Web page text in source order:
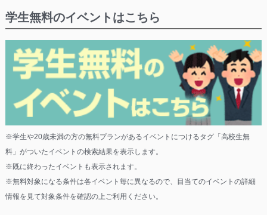
学生無料のイベントはこちら
※学生や20歳未満の方の無料プランがあるイベントにつけるタグ「高校生無
料」がついたイベントの検索結果を表示します。
※既に終わったイベントも表示されます。
※無料対象になる条件は各イベント毎に異なるので、目当てのイベントの詳細
情報を見て対象条件を確認の上ご利用ください。